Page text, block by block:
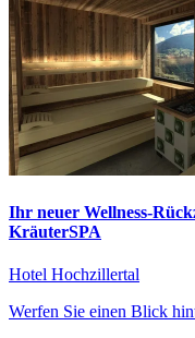
Ihr neuer Wellness-
KräuterSPA
Hotel Hochzillertal
Werfen Sie einen Blick